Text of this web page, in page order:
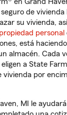
de
su vivienda,
personal
está
almacén. Cada
a State
vivienda por
MI le